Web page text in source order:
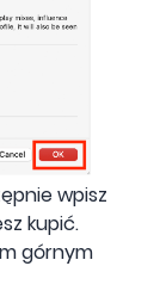
wpisz
kupić.
górnym